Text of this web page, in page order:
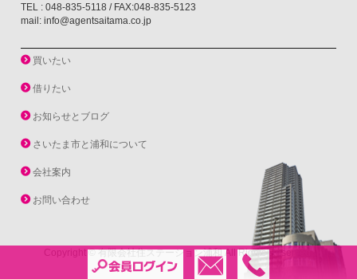
TEL : 048-835-5118 / FAX:048-835-5123
mail: info@agentsaitama.co.jp
買いたい
借りたい
お知らせとブログ
さいたま市と浦和について
会社案内
お問い合わせ
Copyright ©有限会社住ステーション浦和All Rights Reserved.